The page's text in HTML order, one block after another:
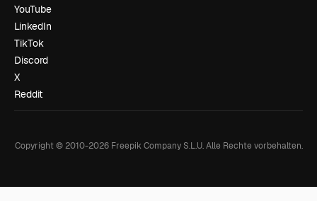
YouTube
LinkedIn
TikTok
Discord
X
Reddit
Copyright © 2010-2026Freepik Company S.L.U. Alle Rechte vorbehalten.